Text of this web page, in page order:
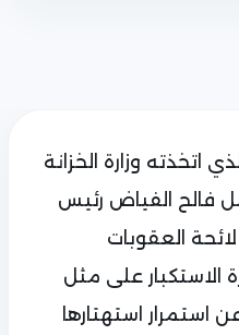
اتخذته وزارة الخزانة
فالح الفياض رئيس
العقوبات
الاستكبار على مثل
استمرار استهتارها